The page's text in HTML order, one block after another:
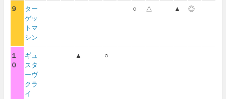
９
ター
ゲッ
トマ
シン
○ △ ▲ ◎
１
０
ギュ
スタ
ーヴ
クラ
イ
▲ ○